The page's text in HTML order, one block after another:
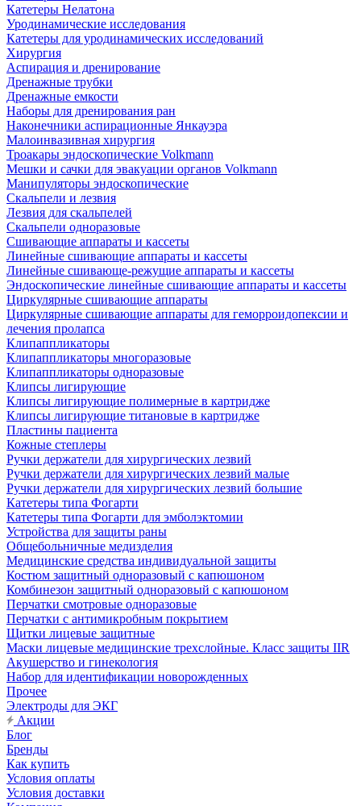
Катетеры Нелатона
Уродинамические исследования
Катетеры для уродинамических исследований
Хирургия
Аспирация и дренирование
Дренажные трубки
Дренажные емкости
Наборы для дренирования ран
Наконечники аспирационные Янкауэра
Малоинвазивная хирургия
Троакары эндоскопические Volkmann
Мешки и сачки для эвакуации органов Volkmann
Манипуляторы эндоскопические
Скальпели и лезвия
Лезвия для скальпелей
Скальпели одноразовые
Сшивающие аппараты и кассеты
Линейные сшивающие аппараты и кассеты
Линейные сшивающе-режущие аппараты и кассеты
Эндоскопические линейные сшивающие аппараты и кассеты
Циркулярные сшивающие аппараты
Циркулярные сшивающие аппараты для геморроидопексии и
лечения пролапса
Клипаппликаторы
Клипаппликаторы многоразовые
Клипаппликаторы одноразовые
Клипсы лигирующие
Клипсы лигирующие полимерные в картридже
Клипсы лигирующие титановые в картридже
Пластины пациента
Кожные степлеры
Ручки держатели для хирургических лезвий
Ручки держатели для хирургических лезвий малые
Ручки держатели для хирургических лезвий большие
Катетеры типа Фогарти
Катетеры типа Фогарти для эмболэктомии
Устройства для защиты раны
Общебольничные медизделия
Медицинские средства индивидуальной защиты
Костюм защитный одноразовый с капюшоном
Комбинезон защитный одноразовый с капюшоном
Перчатки смотровые одноразовые
Перчатки с антимикробным покрытием
Щитки лицевые защитные
Маски лицевые медицинские трехслойные. Класс защиты IIR
Акушерство и гинекология
Набор для идентификации новорожденных
Прочее
Электроды для ЭКГ
Акции
Блог
Бренды
Как купить
Условия оплаты
Условия доставки